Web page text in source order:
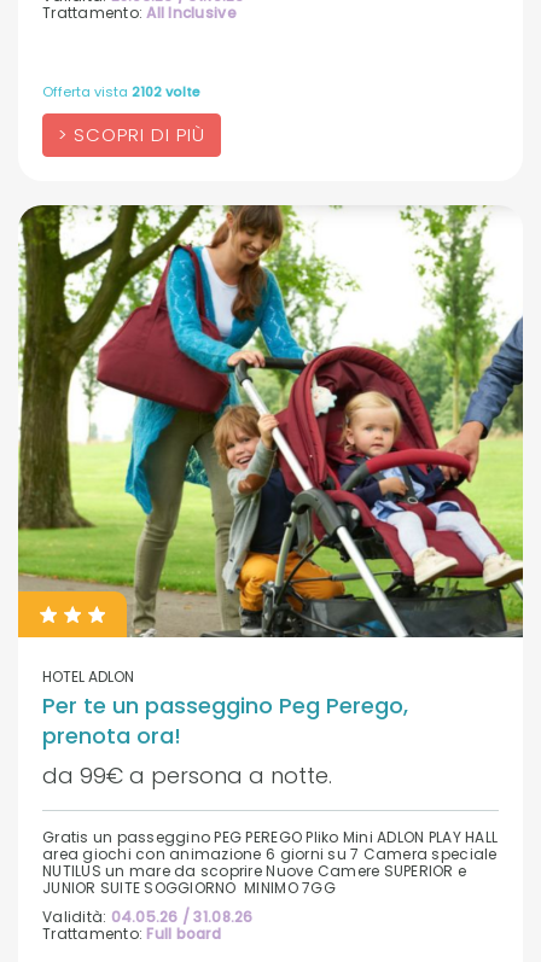
Trattamento:All Inclusive
SCOPRI DI PIÙ
Offerta vista 2102 volte
HOTEL ADLON
Per te un passeggino Peg Perego,
prenota ora!
da 99€ a persona a notte.
Gratis un passeggino PEG PEREGO Pliko Mini ADLON PLAY HALL
area giochi con animazione 6 giorni su 7 Camera speciale
NUTILUS un mare da scoprire Nuove Camere SUPERIOR e
JUNIOR SUITE SOGGIORNO MINIMO 7GG
Validità: 04.05.26 / 31.08.26
Trattamento:Full board